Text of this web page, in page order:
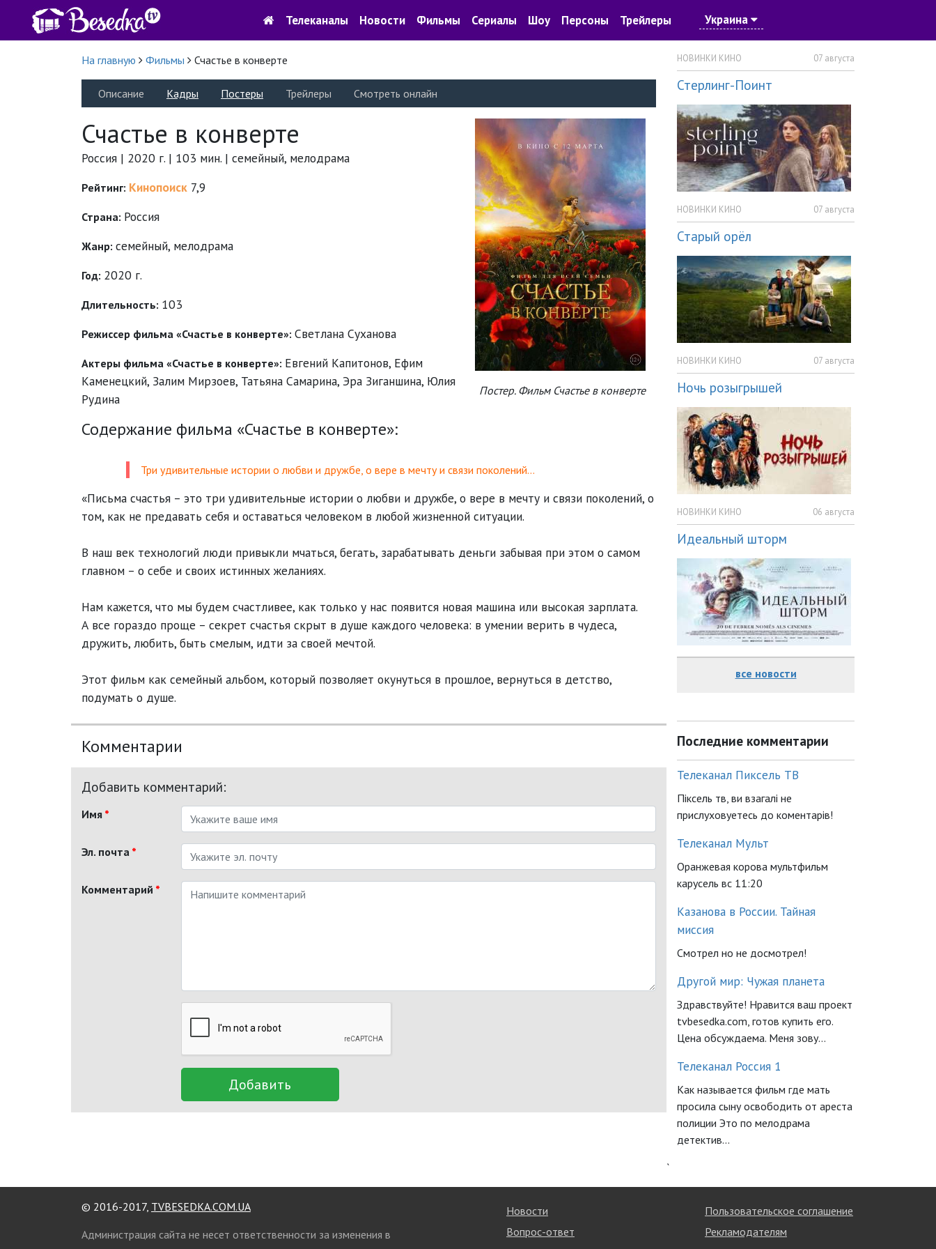
Телеканалы Новости Фильмы Сериалы Шоу Персоны Трейлеры Украина
На главную Фильмы Счастье в конверте
Описание Кадры Постеры Трейлеры Смотреть онлайн
Постер. Фильм Счастье в конверте
Счастье в конверте
Россия | 2020 г. | 103 мин. | семейный, мелодрама
Рейтинг: Кинопоиск 7,9
Страна: Россия
Жанр: семейный, мелодрама
Год: 2020 г.
Длительность: 103
Режиссер фильма «Счастье в конверте»: Светлана Суханова
Актеры фильма «Счастье в конверте»: Евгений Капитонов, Ефим
Каменецкий, Залим Мирзоев, Татьяна Самарина, Эра Зиганшина, Юлия
Рудина
Содержание фильма «Счастье в конверте»:
Три удивительные истории о любви и дружбе, о вере в мечту и связи поколений…
«Письма счастья – это три удивительные истории о любви и дружбе, о вере в мечту и связи поколений, о
том, как не предавать себя и оставаться человеком в любой жизненной ситуации.
В наш век технологий люди привыкли мчаться, бегать, зарабатывать деньги забывая при этом о самом
главном – о себе и своих истинных желаниях.
Нам кажется, что мы будем счастливее, как только у нас появится новая машина или высокая зарплата.
А все гораздо проще – секрет счастья скрыт в душе каждого человека: в умении верить в чудеса,
дружить, любить, быть смелым, идти за своей мечтой.
Этот фильм как семейный альбом, который позволяет окунуться в прошлое, вернуться в детство,
подумать о душе.
Комментарии
Добавить комментарий:
Имя *
Эл. почта *
Комментарий *
Добавить
НОВИНКИ КИНО 07 августа
Стерлинг-Поинт
НОВИНКИ КИНО 07 августа
Старый орёл
НОВИНКИ КИНО 07 августа
Ночь розыгрышей
НОВИНКИ КИНО 06 августа
Идеальный шторм
все новости
Последние комментарии
Телеканал Пиксель ТВ
Піксель тв, ви взагалі не
прислуховуетесь до коментарів!
Телеканал Мульт
Оранжевая корова мультфильм
карусель вс 11:20
Казанова в России. Тайная
миссия
Смотрел но не досмотрел!
Другой мир: Чужая планета
Здравствуйте! Нравится ваш проект
tvbesedka.com, готов купить его.
Цена обсуждаема. Меня зову...
Телеканал Россия 1
Как называется фильм где мать
просила сыну освободить от ареста
полиции Это по мелодрама
детектив...
`
© 2016-2017, TVBESEDKA.COM.UA
Администрация сайта не несет ответственности за изменения в
Новости
Вопрос-ответ
Пользовательское соглашение
Рекламодателям